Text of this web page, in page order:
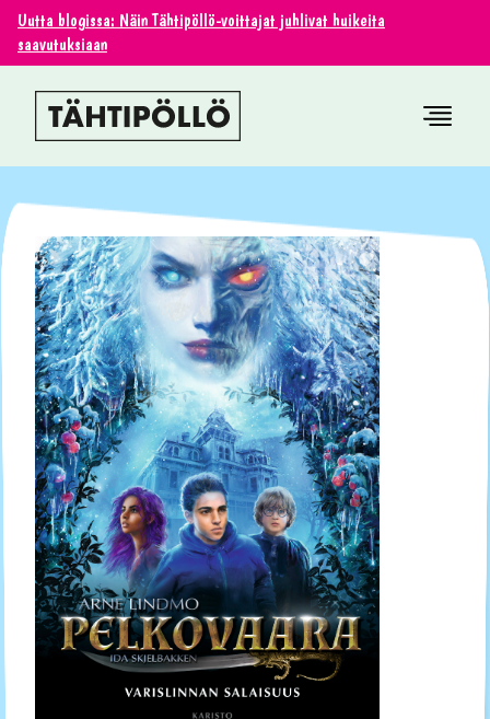
Uutta blogissa: Näin Tähtipöllö-voittajat juhlivat huikeita
saavutuksiaan